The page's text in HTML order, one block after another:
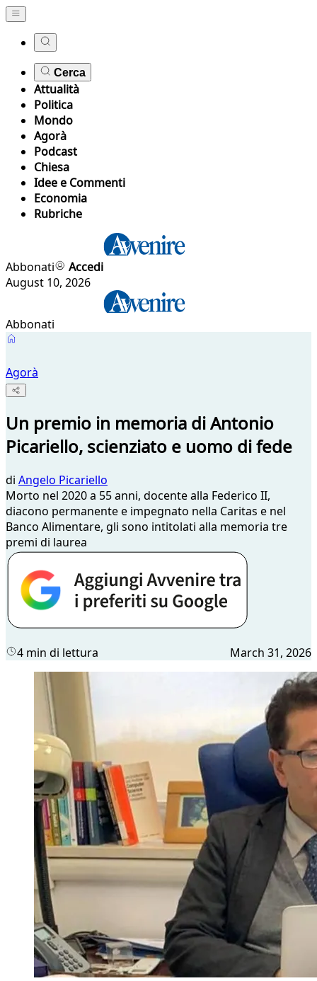
Cerca
Attualità
Politica
Mondo
Agorà
Podcast
Chiesa
Idee e Commenti
Economia
Rubriche
Abbonati
Accedi
August 10, 2026
Abbonati
Agorà
Un premio in memoria di Antonio
Picariello, scienziato e uomo di fede
di Angelo Picariello
Morto nel 2020 a 55 anni, docente alla Federico II,
diacono permanente e impegnato nella Caritas e nel
Banco Alimentare, gli sono intitolati alla memoria tre
premi di laurea
4 min di lettura March 31, 2026